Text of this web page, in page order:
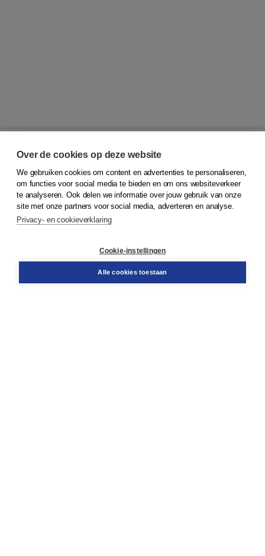
© 2026Koninklijke Boom uitgevers
Klantenservice
Service & informatie
Contact
Over de cookies op deze website
We gebruiken cookies om content en advertenties te personaliseren,
om functies voor social media te bieden en om ons websiteverkeer
te analyseren. Ook delen we informatie over jouw gebruik van onze
site met onze partners voor social media, adverteren en analyse.
Privacy- en cookieverklaring
Cookie-instellingen
Alle cookies toestaan